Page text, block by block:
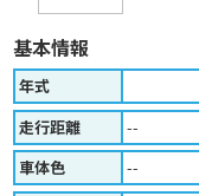
基本情報
年式
走行距離
--
車体色
--